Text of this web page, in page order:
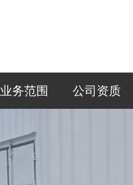
业务范围 公司资质